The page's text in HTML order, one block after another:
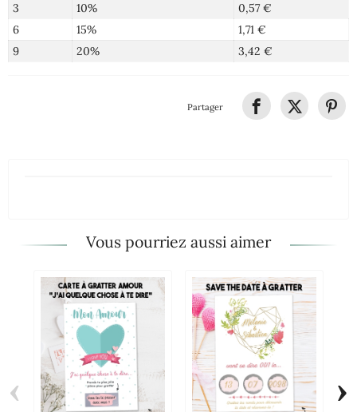
3
10%
0,57 €
6
15%
1,71 €
9
20% 3,42 €
Partager
Vous pourriez aussi aimer
‹ ›